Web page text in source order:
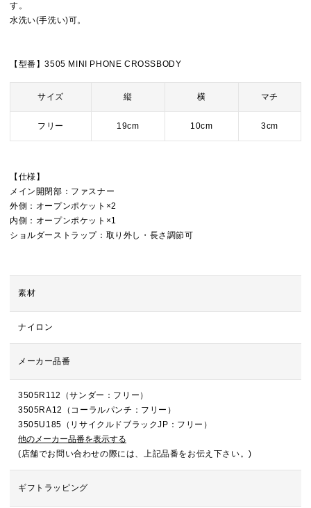
す。
水洗い(手洗い)可。
【型番】3505 MINI PHONE CROSSBODY
サイズ 縦 横 マチ
フリー 19cm 10cm 3cm
【仕様】
メイン開閉部：ファスナー
外側：オープンポケット×2
内側：オープンポケット×1
ショルダーストラップ：取り外し・長さ調節可
素材
ナイロン
メーカー品番
3505R112（サンダー：フリー）
3505RA12（コーラルパンチ：フリー）
3505U185（リサイクルドブラックJP：フリー）
他のメーカー品番を表示する
(店舗でお問い合わせの際には、上記品番をお伝え下さい。)
ギフトラッピング